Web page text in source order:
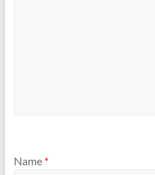
Name *